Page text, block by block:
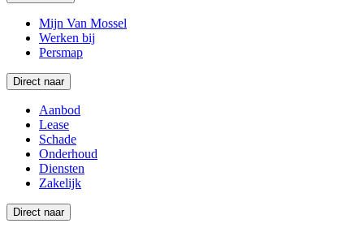
Mijn Van Mossel
Werken bij
Persmap
Direct naar
Aanbod
Lease
Schade
Onderhoud
Diensten
Zakelijk
Direct naar